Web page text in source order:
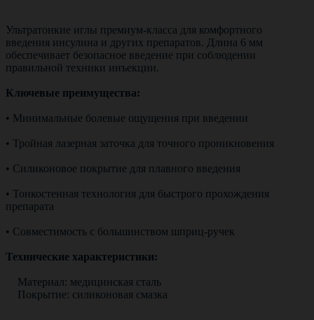
Ультратонкие иглы премиум-класса для комфортного
введения инсулина и других препаратов. Длина 6 мм
обеспечивает безопасное введение при соблюдении
правильной техники инъекции.
Ключевые преимущества:
• Минимальные болевые ощущения при введении
• Тройная лазерная заточка для точного проникновения
• Силиконовое покрытие для плавного введения
• Тонкостенная технология для быстрого прохождения
препарата
• Совместимость с большинством шприц-ручек
Технические характеристики:
Материал: медицинская сталь
Покрытие: силиконовая смазка